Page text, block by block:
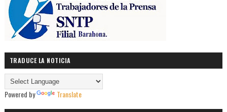
TRADUCE LA NOTICIA
Powered by Translate